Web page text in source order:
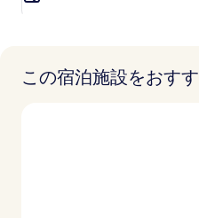
この宿泊施設をおす